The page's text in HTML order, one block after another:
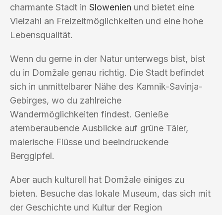
charmante Stadt in Slowenien und bietet eine
Vielzahl an Freizeitmöglichkeiten und eine hohe
Lebensqualität.
Wenn du gerne in der Natur unterwegs bist, bist
du in Domžale genau richtig. Die Stadt befindet
sich in unmittelbarer Nähe des Kamnik-Savinja-
Gebirges, wo du zahlreiche
Wandermöglichkeiten findest. Genieße
atemberaubende Ausblicke auf grüne Täler,
malerische Flüsse und beeindruckende
Berggipfel.
Aber auch kulturell hat Domžale einiges zu
bieten. Besuche das lokale Museum, das sich mit
der Geschichte und Kultur der Region